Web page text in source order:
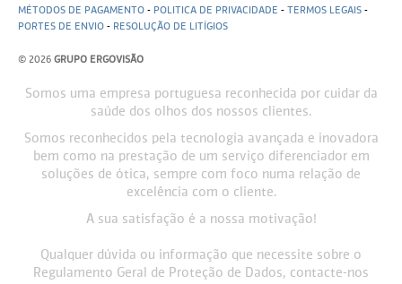
MÉTODOS DE PAGAMENTO - POLITICA DE PRIVACIDADE - TERMOS LEGAIS -
PORTES DE ENVIO - RESOLUÇÃO DE LITÍGIOS
© 2026 GRUPO ERGOVISÃO
Somos uma empresa portuguesa reconhecida por cuidar da
saúde dos olhos dos nossos clientes.
Somos reconhecidos pela tecnologia avançada e inovadora
bem como na prestação de um serviço diferenciador em
soluções de ótica, sempre com foco numa relação de
excelência com o cliente.
A sua satisfação é a nossa motivação!
Qualquer dúvida ou informação que necessite sobre o
Regulamento Geral de Proteção de Dados, contacte-nos